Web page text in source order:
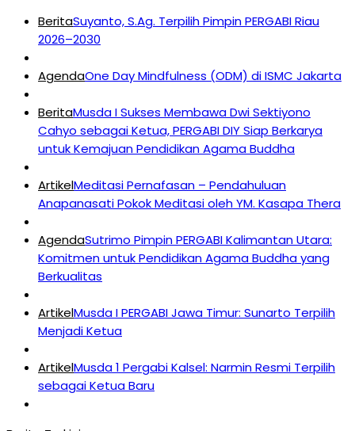
BeritaSuyanto, S.Ag. Terpilih Pimpin PERGABI Riau
2026–2030
AgendaOne Day Mindfulness (ODM) di ISMC Jakarta
BeritaMusda I Sukses Membawa Dwi Sektiyono
Cahyo sebagai Ketua, PERGABI DIY Siap Berkarya
untuk Kemajuan Pendidikan Agama Buddha
ArtikelMeditasi Pernafasan – Pendahuluan
Anapanasati Pokok Meditasi oleh YM. Kasapa Thera
AgendaSutrimo Pimpin PERGABI Kalimantan Utara:
Komitmen untuk Pendidikan Agama Buddha yang
Berkualitas
ArtikelMusda I PERGABI Jawa Timur: Sunarto Terpilih
Menjadi Ketua
ArtikelMusda 1 Pergabi Kalsel: Narmin Resmi Terpilih
sebagai Ketua Baru